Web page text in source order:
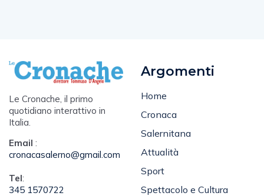
Le Cronache, il primo
quotidiano interattivo in
Italia.
Email :
cronacasalerno@gmail.com
Tel:
345 1570722
Argomenti
Home
Cronaca
Salernitana
Attualità
Sport
Spettacolo e Cultura